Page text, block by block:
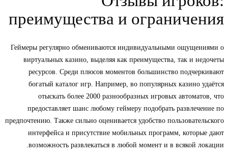
преимущества и ограничения
Геймеры регулярно обмениваются индивидуальными ощущениями о
виртуальных казино, выделяя как преимущества, так и недочеты
ресурсов. Среди плюсов моментов большинство подчеркивают
богатый каталог игр. Например, во популярных казино удаётся
отыскать более 2000 разнообразных игровых автоматов, что
предоставляет шанс любому геймеру подобрать развлечение по
предпочтению. Также сильно оценивается удобство пользовательского
интерфейса и присутствие мобильных программ, которые дают
возможность развлекаться в любой момент и в всякой локации.